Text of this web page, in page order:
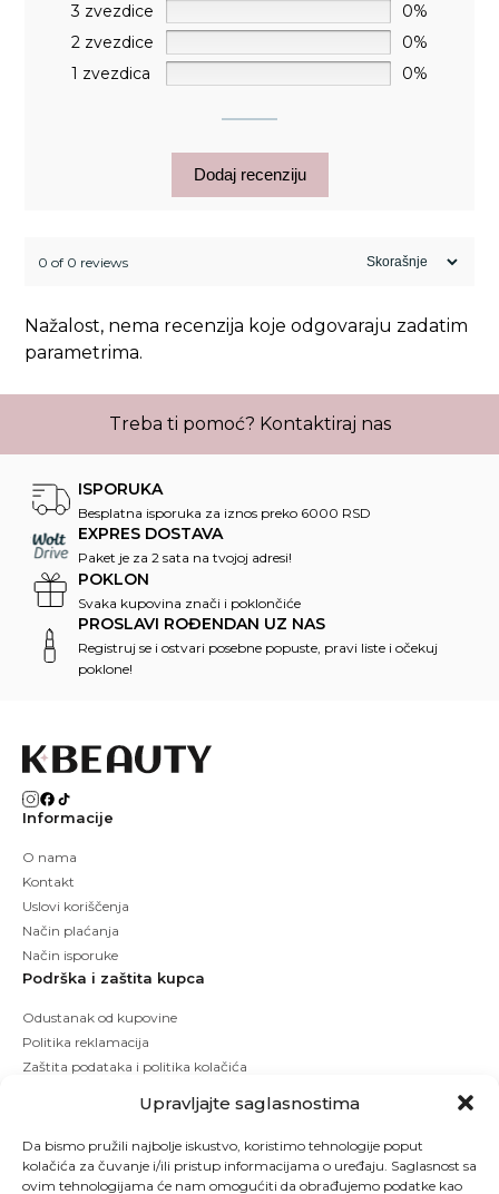
Upravljajte saglasnostima
Da bismo pružili najbolje iskustvo, koristimo tehnologije poput
kolačića za čuvanje i/ili pristup informacijama o uređaju. Saglasnost sa
ovim tehnologijama će nam omogućiti da obrađujemo podatke kao
3 zvezdice
0%
2 zvezdice
0%
1 zvezdica
0%
Dodaj recenziju
0 of 0 reviews
Nažalost, nema recenzija koje odgovaraju zadatim
parametrima.
Treba ti pomoć? Kontaktiraj nas
ISPORUKA
Besplatna isporuka za iznos preko 6000 RSD
EXPRES DOSTAVA
Paket je za 2 sata na tvojoj adresi!
POKLON
Svaka kupovina znači i poklončiće
PROSLAVI ROĐENDAN UZ NAS
Registruj se i ostvari posebne popuste, pravi liste i očekuj
poklone!
Informacije
O nama
Kontakt
Uslovi koriščenja
Način plaćanja
Način isporuke
Podrška i zaštita kupca
Odustanak od kupovine
Politika reklamacija
Zaštita podataka i politika kolačića